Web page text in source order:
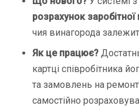
розрахунок заробітної
чия винагорода
Як це працює?
картці співробітника
та замовлень на
самостійно